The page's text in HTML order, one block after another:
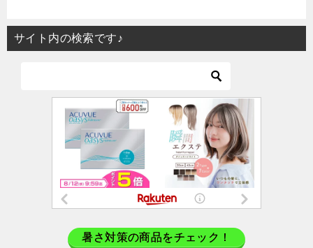
サイト内の検索です♪
暑さ対策の商品をチェック！